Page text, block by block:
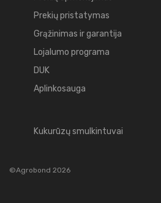
Prekių pristatymas
Grąžinimas ir garantija
Lojalumo programa
DUK
Aplinkosauga
Kukurūzų smulkintuvai
©Agrobond 2026